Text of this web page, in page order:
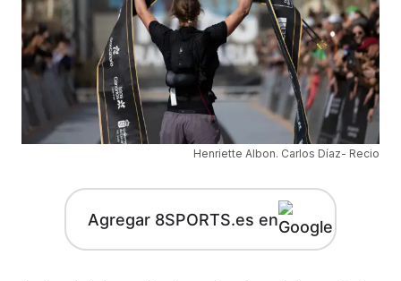
Henriette Albon. Carlos Díaz- Recio
Agregar 8SPORTS.es en